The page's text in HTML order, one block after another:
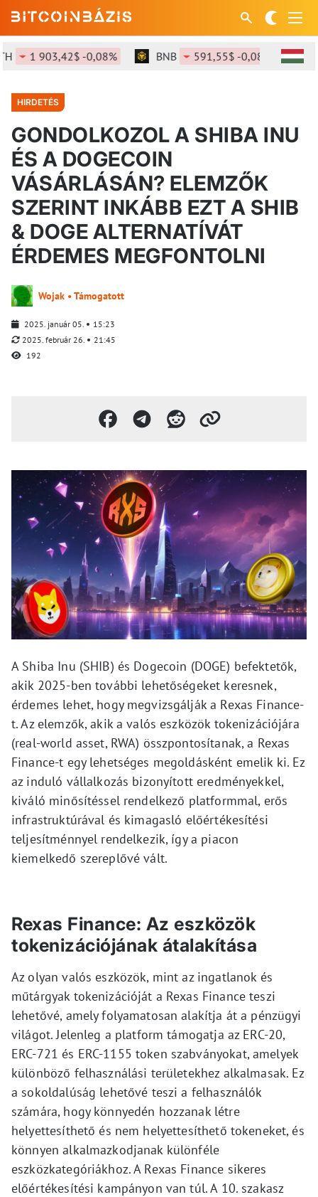
1 903,42$ -0,08% BNB 591,55$ -0,08% SOL
HIRDETÉS
GONDOLKOZOL A SHIBA INU
ÉS A DOGECOIN
VÁSÁRLÁSÁN? ELEMZŐK
SZERINT INKÁBB EZT A SHIB
& DOGE ALTERNATÍVÁT
ÉRDEMES MEGFONTOLNI
Wojak • Támogatott
2025. január 05.
15:23
2025. február 26.
21:45
192
A Shiba Inu (SHIB) és Dogecoin (DOGE) befektetők,
akik 2025-ben további lehetőségeket keresnek,
érdemes lehet, hogy megvizsgálják a Rexas Finance-
t. Az elemzők, akik a valós eszközök tokenizációjára
(real-world asset, RWA) összpontosítanak, a Rexas
Finance-t egy lehetséges megoldásként emelik ki. Ez
az induló vállalkozás bizonyított eredményekkel,
kiváló minősítéssel rendelkező platformmal, erős
infrastruktúrával és kimagasló előértékesítési
teljesítménnyel rendelkezik, így a piacon
kiemelkedő szereplővé vált.
Rexas Finance: Az eszközök
tokenizációjának átalakítása
Az olyan valós eszközök, mint az ingatlanok és
műtárgyak tokenizációját a Rexas Finance teszi
lehetővé, amely folyamatosan alakítja át a pénzügyi
világot. Jelenleg a platform támogatja az ERC-20,
ERC-721 és ERC-1155 token szabványokat, amelyek
különböző felhasználási területekhez alkalmasak. Ez
a sokoldalúság lehetővé teszi a felhasználók
számára, hogy könnyedén hozzanak létre
helyettesíthető és nem helyettesíthető tokeneket, és
könnyen alkalmazkodjanak különféle
eszközkategóriákhoz. A Rexas Finance sikeres
előértékesítési kampányon van túl. A 10. szakasz